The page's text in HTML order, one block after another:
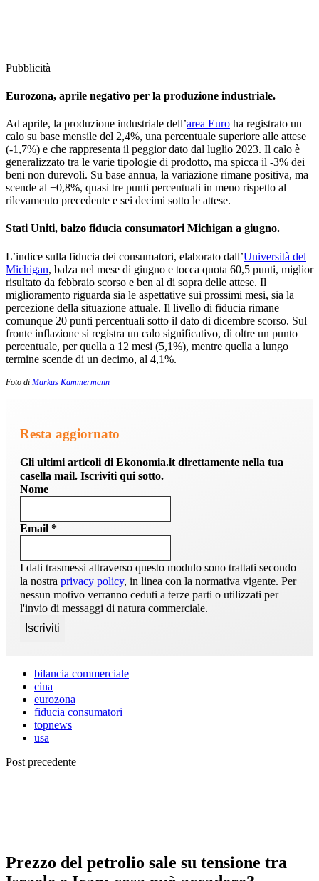
Pubblicità
Eurozona, aprile negativo per la produzione industriale.
Ad aprile, la produzione industriale dell’area Euro ha registrato un
calo su base mensile del 2,4%, una percentuale superiore alle attese
(-1,7%) e che rappresenta il peggior dato dal luglio 2023. Il calo è
generalizzato tra le varie tipologie di prodotto, ma spicca il -3% dei
beni non durevoli. Su base annua, la variazione rimane positiva, ma
scende al +0,8%, quasi tre punti percentuali in meno rispetto al
rilevamento precedente e sei decimi sotto le attese.
Stati Uniti, balzo fiducia consumatori Michigan a giugno.
L’indice sulla fiducia dei consumatori, elaborato dall’Università del
Michigan, balza nel mese di giugno e tocca quota 60,5 punti, miglior
risultato da febbraio scorso e ben al di sopra delle attese. Il
miglioramento riguarda sia le aspettative sui prossimi mesi, sia la
percezione della situazione attuale. Il livello di fiducia rimane
comunque 20 punti percentuali sotto il dato di dicembre scorso. Sul
fronte inflazione si registra un calo significativo, di oltre un punto
percentuale, per quella a 12 mesi (5,1%), mentre quella a lungo
termine scende di un decimo, al 4,1%.
Foto di Markus Kammermann
Resta aggiornato
Gli ultimi articoli di Ekonomia.it direttamente nella tua
casella mail. Iscriviti qui sotto.
Nome
Email *
I dati trasmessi attraverso questo modulo sono trattati secondo
la nostra privacy policy, in linea con la normativa vigente. Per
nessun motivo verranno ceduti a terze parti o utilizzati per
l'invio di messaggi di natura commerciale.
bilancia commerciale
cina
eurozona
fiducia consumatori
topnews
usa
Post precedente
Prezzo del petrolio sale su tensione tra